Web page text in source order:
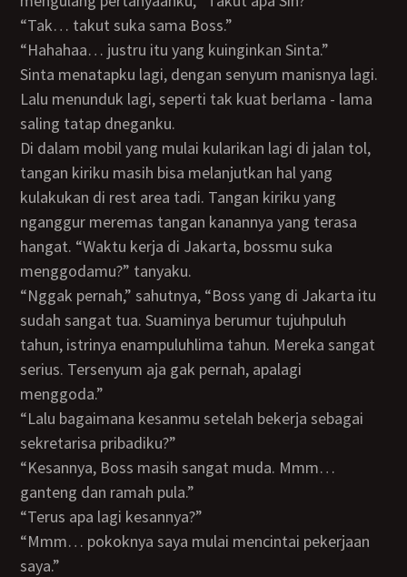
“Tak… takut suka sama Boss.”
“Hahahaa… justru itu yang kuinginkan Sinta.”
Sinta menatapku lagi, dengan senyum manisnya lagi.
Lalu menunduk lagi, seperti tak kuat berlama - lama
saling tatap dneganku.
Di dalam mobil yang mulai kularikan lagi di jalan tol,
tangan kiriku masih bisa melanjutkan hal yang
kulakukan di rest area tadi. Tangan kiriku yang
nganggur meremas tangan kanannya yang terasa
hangat. “Waktu kerja di Jakarta, bossmu suka
menggodamu?” tanyaku.
“Nggak pernah,” sahutnya, “Boss yang di Jakarta itu
sudah sangat tua. Suaminya berumur tujuhpuluh
tahun, istrinya enampuluhlima tahun. Mereka sangat
serius. Tersenyum aja gak pernah, apalagi
menggoda.”
“Lalu bagaimana kesanmu setelah bekerja sebagai
sekretarisa pribadiku?”
“Kesannya, Boss masih sangat muda. Mmm…
ganteng dan ramah pula.”
“Terus apa lagi kesannya?”
“Mmm… pokoknya saya mulai mencintai pekerjaan
saya.”